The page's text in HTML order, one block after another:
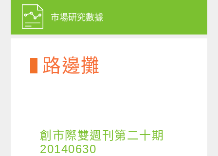
市場研究數據
路邊攤
創市際雙週刊第二十期
20140630